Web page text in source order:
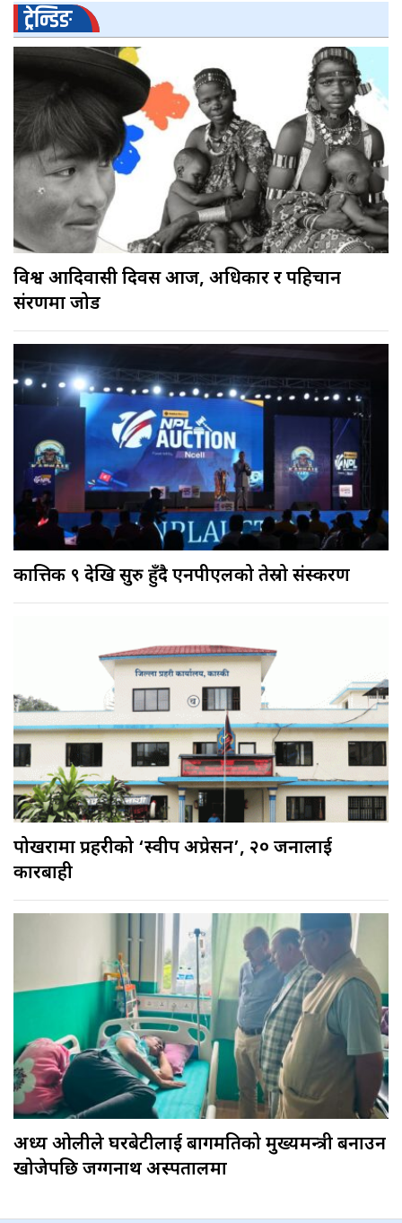
ट्रेन्डिङ
विश्व आदिवासी दिवस आज, अधिकार र पहिचान
संरक्षणमा जोड
कात्तिक ९ देखि सुरु हुँदै एनपीएलको तेस्रो संस्करण
पोखरामा प्रहरीको ‘स्वीप अप्रेसन’, २० जनालाई
कारबाही
अध्यक्ष ओलीले घरबेटीलाई बागमतिको मुख्यमन्त्री बनाउन
खोजेपछि जग्गनाथ अस्पतालमा